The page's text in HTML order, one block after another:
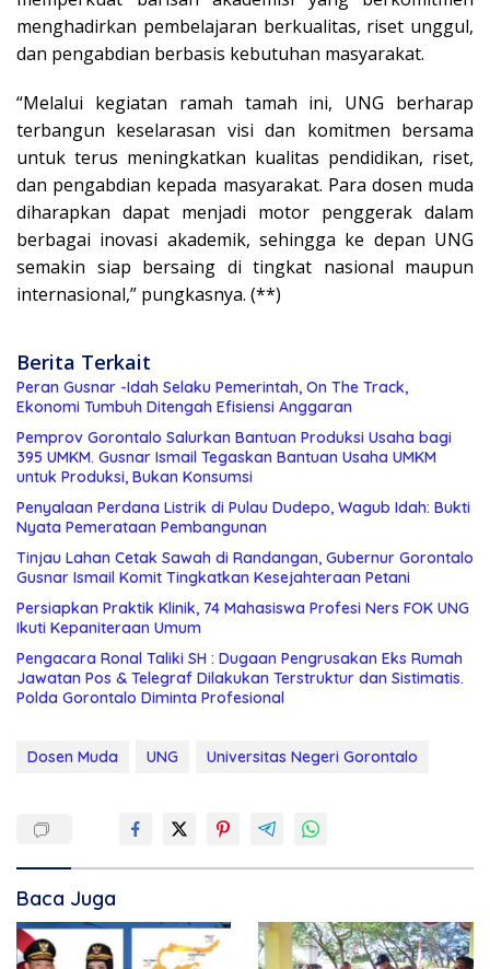
menghadirkan pembelajaran berkualitas, riset unggul,
dan pengabdian berbasis kebutuhan masyarakat.
“Melalui kegiatan ramah tamah ini, UNG berharap
terbangun keselarasan visi dan komitmen bersama
untuk terus meningkatkan kualitas pendidikan, riset,
dan pengabdian kepada masyarakat. Para dosen muda
diharapkan dapat menjadi motor penggerak dalam
berbagai inovasi akademik, sehingga ke depan UNG
semakin siap bersaing di tingkat nasional maupun
internasional,” pungkasnya. (**)
Berita Terkait
Peran Gusnar -Idah Selaku Pemerintah, On The Track,
Ekonomi Tumbuh Ditengah Efisiensi Anggaran
Pemprov Gorontalo Salurkan Bantuan Produksi Usaha bagi
395 UMKM. Gusnar Ismail Tegaskan Bantuan Usaha UMKM
untuk Produksi, Bukan Konsumsi
Penyalaan Perdana Listrik di Pulau Dudepo, Wagub Idah: Bukti
Nyata Pemerataan Pembangunan
Tinjau Lahan Cetak Sawah di Randangan, Gubernur Gorontalo
Gusnar Ismail Komit Tingkatkan Kesejahteraan Petani
Persiapkan Praktik Klinik, 74 Mahasiswa Profesi Ners FOK UNG
Ikuti Kepaniteraan Umum
Pengacara Ronal Taliki SH : Dugaan Pengrusakan Eks Rumah
Jawatan Pos & Telegraf Dilakukan Terstruktur dan Sistimatis.
Polda Gorontalo Diminta Profesional
Dosen Muda UNG Universitas Negeri Gorontalo
Baca Juga